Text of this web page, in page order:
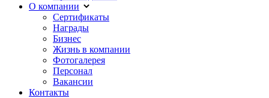
О компании
Сертификаты
Награды
Бизнес
Жизнь в компании
Фотогалерея
Персонал
Вакансии
Контакты